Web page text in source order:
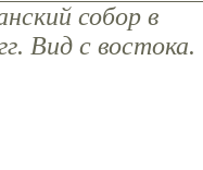
собор в
Вид с востока.